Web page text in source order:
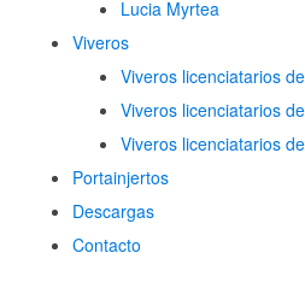
Lucia Myrtea
Viveros
Viveros licenciatarios
Viveros licenciatarios
Viveros licenciatarios
Portainjertos
Descargas
Contacto